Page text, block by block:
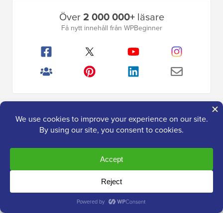
Över2 000 000+läsare
Få nytt innehåll från WPBeginner